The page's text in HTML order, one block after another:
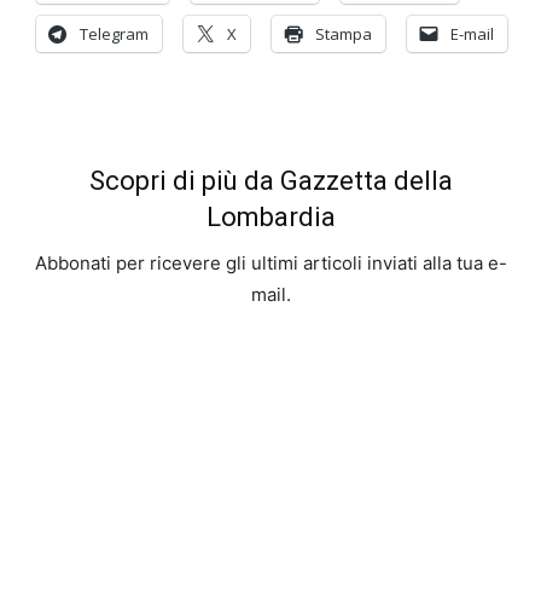
Telegram X Stampa E-mail
Scopri di più da Gazzetta della
Lombardia
Abbonati per ricevere gli ultimi articoli inviati alla tua e-
mail.